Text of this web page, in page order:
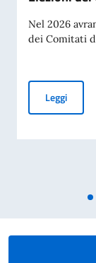
Nel 2026
dei Comitati
Leggi